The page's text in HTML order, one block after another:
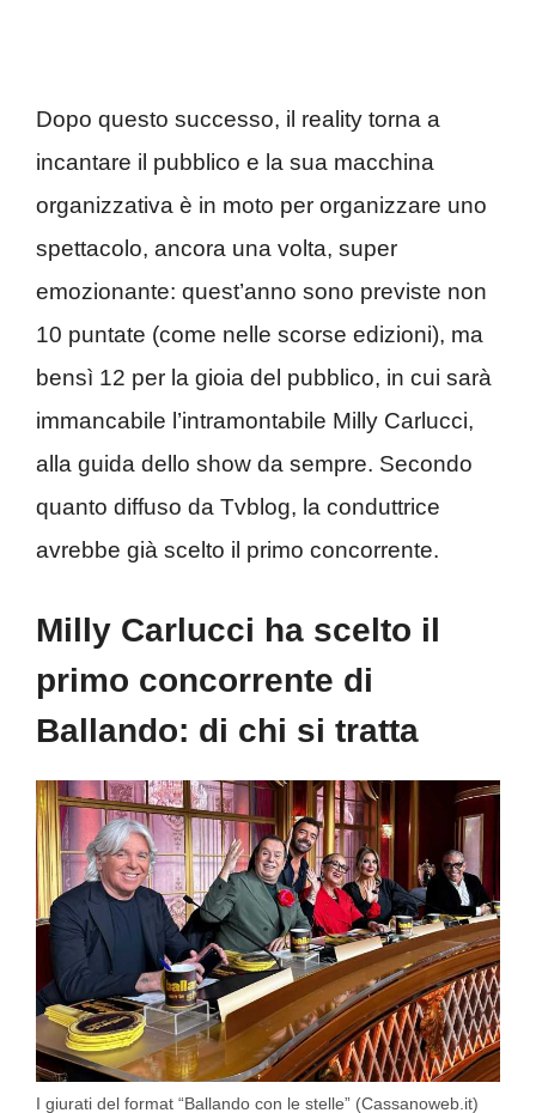
Dopo questo successo, il reality torna a
incantare il pubblico e la sua macchina
organizzativa è in moto per organizzare uno
spettacolo, ancora una volta, super
emozionante: quest’anno sono previste non
10 puntate (come nelle scorse edizioni), ma
bensì 12 per la gioia del pubblico, in cui sarà
immancabile l’intramontabile Milly Carlucci,
alla guida dello show da sempre. Secondo
quanto diffuso da Tvblog, la conduttrice
avrebbe già scelto il primo concorrente.
Milly Carlucci ha scelto il
primo concorrente di
Ballando: di chi si tratta
I giurati del format “Ballando con le stelle” (Cassanoweb.it)